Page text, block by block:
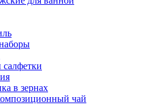
салфетки
в зернах
чай